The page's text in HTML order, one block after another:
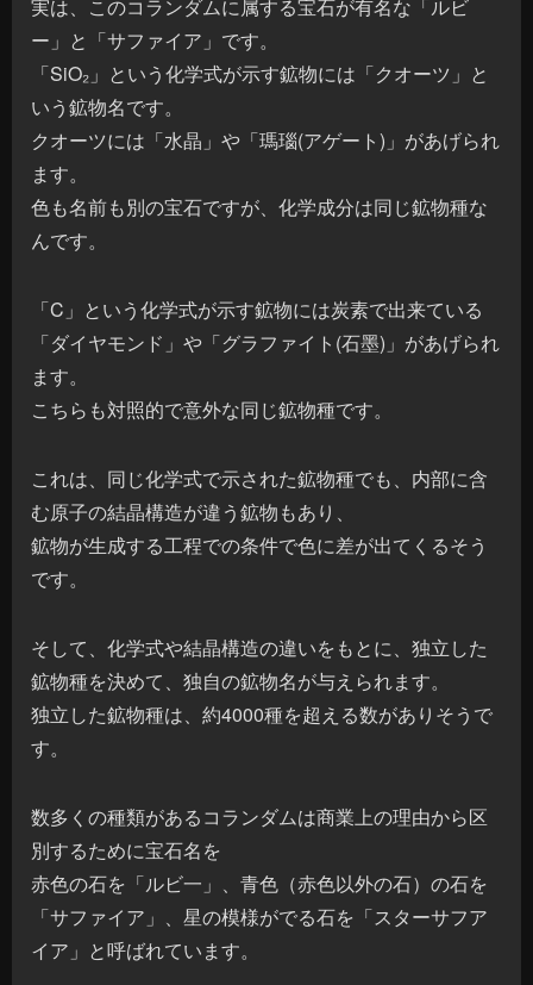
実は、このコランダムに属する宝石が有名な「ルビ
ー」と「サファイア」です。
「SiO₂」という化学式が示す鉱物には「クオーツ」と
いう鉱物名です。
クオーツには「水晶」や「瑪瑙(アゲート)」があげられ
ます。
色も名前も別の宝石ですが、化学成分は同じ鉱物種な
んです。
「C」という化学式が示す鉱物には炭素で出来ている
「ダイヤモンド」や「グラファイト(石墨)」があげられ
ます。
こちらも対照的で意外な同じ鉱物種です。
これは、同じ化学式で示された鉱物種でも、内部に含
む原子の結晶構造が違う鉱物もあり、
鉱物が生成する工程での条件で色に差が出てくるそう
です。
そして、化学式や結晶構造の違いをもとに、独立した
鉱物種を決めて、独自の鉱物名が与えられます。
独立した鉱物種は、約4000種を超える数がありそうで
す。
数多くの種類があるコランダムは商業上の理由から区
別するために宝石名を
赤色の石を「ルビ一」、青色（赤色以外の石）の石を
「サファイア」、星の模様がでる石を「スターサフア
イア」と呼ばれています。